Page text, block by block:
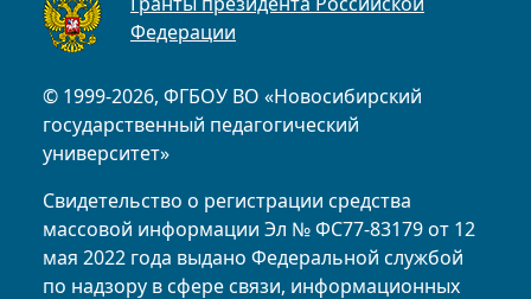
© 1999-2026, ФГБОУ ВО «Новосибирский
государственный педагогический
университет»
Свидетельство о регистрации средства
массовой информации Эл № ФС77-83179 от 12
мая 2022 года выдано Федеральной службой
по надзору в сфере связи, информационных
Федерации